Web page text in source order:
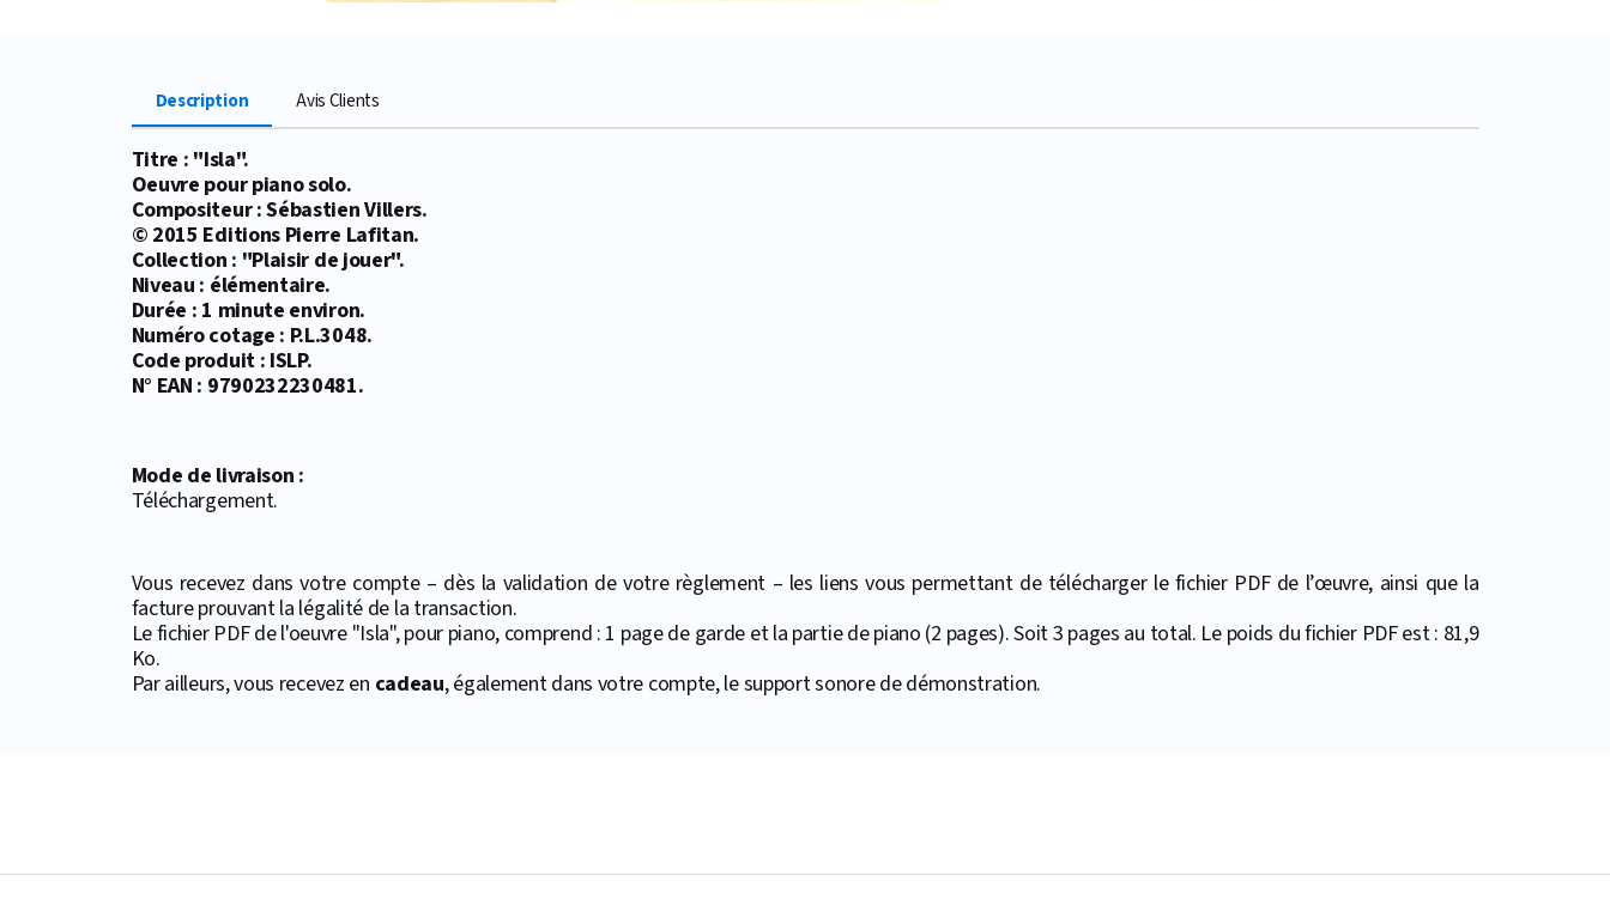
Description Avis Clients
Titre : "Isla".
Oeuvre pour piano solo.
Compositeur : Sébastien Villers.
© 2015 Editions Pierre Lafitan.
Collection : "Plaisir de jouer".
Niveau : élémentaire.
Durée : 1 minute environ.
Numéro cotage : P.L.3048.
Code produit : ISLP.
N° EAN : 9790232230481.
Mode de livraison :
Téléchargement.
Vous recevez dans votre compte – dès la validation de votre règlement – les liens vous permettant de télécharger le fichier PDF de l’œuvre, ainsi que la
facture prouvant la légalité de la transaction.
Le fichier PDF de l'oeuvre "Isla", pour piano, comprend : 1 page de garde et la partie de piano (2 pages). Soit 3 pages au total. Le poids du fichier PDF est : 81,9
Ko.
Par ailleurs, vous recevez en cadeau, également dans votre compte, le support sonore de démonstration.